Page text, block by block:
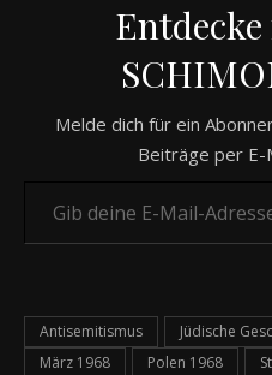
Melde dich für ein
Beiträge per E-
Antisemitismus Jüdische
März 1968
Polen 1968